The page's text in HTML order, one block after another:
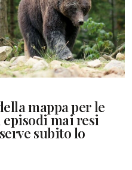
mappa per le
mai resi
subito lo